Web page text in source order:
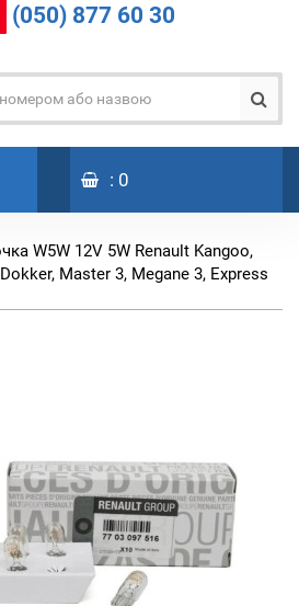
(050) 877 60 30
: 0
W5W 12V 5W Renault Kangoo,
Master 3, Megane 3, Express